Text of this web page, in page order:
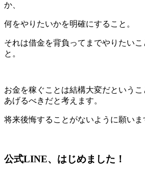
か、
何をやりたいかを明確にすること。
それは借金を背負ってまでやりたい
と。
お金を稼ぐことは結構大変だという
あげるべきだと考えます。
将来後悔することがないように願いま
公式LINE、はじめました！